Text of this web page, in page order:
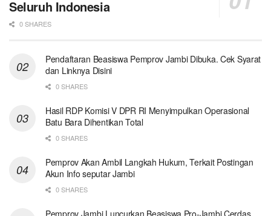
Seluruh Indonesia
0 SHARES
Pendaftaran Beasiswa Pemprov Jambi Dibuka. Cek Syarat
dan Linknya Disini
0 SHARES
Hasil RDP Komisi V DPR RI Menyimpulkan Operasional
Batu Bara Dihentikan Total
0 SHARES
Pemprov Akan Ambil Langkah Hukum, Terkait Postingan
Akun Info seputar Jambi
0 SHARES